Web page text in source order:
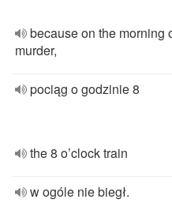
because on the morning
murder,
pociąg o godzinie 8
the 8 o’clock train
w ogóle nie biegł.